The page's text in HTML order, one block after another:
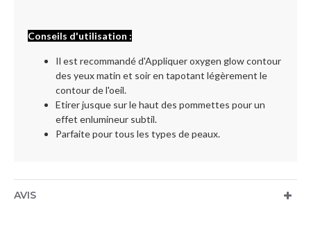
Conseils d'utilisation :
Il est recommandé d'Appliquer oxygen glow contour
des yeux matin et soir en tapotant légèrement le
contour de l'oeil.
Etirer jusque sur le haut des pommettes pour un
effet enlumineur subtil.
Parfaite pour tous les types de peaux.
AVIS